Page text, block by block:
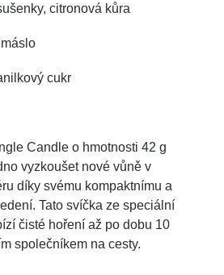
citronová kůra
cukr
Candle o hmotnosti 42 g
vyzkoušet nové vůně v
díky svému kompaktnímu a
Tato svíčka ze speciální
čisté hoření až po dobu 10
společníkem na cesty.